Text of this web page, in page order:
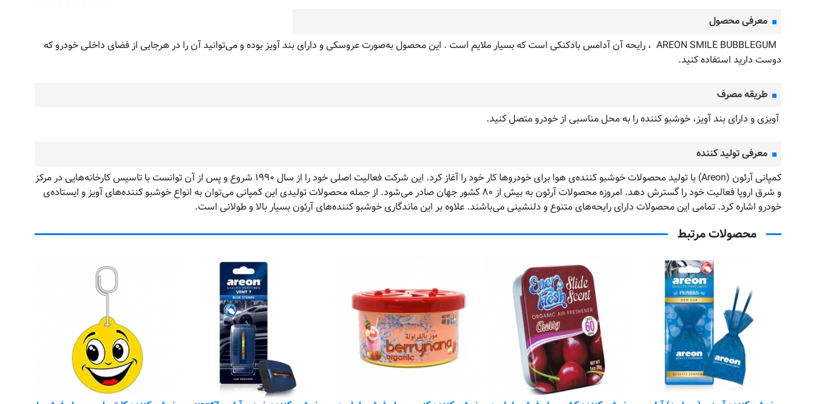
معرفی محصول
AREON SMILE BUBBLEGUM ، رایحه‌ آن آدامس بادکنکی است که بسیار ملایم است . این محصول به‌صورت عروسکی و دارای بند آویز بوده و می‌توانید آن را در هرجایی از فضای داخلی خودرو که
دوست دارید استفاده کنید.
طریقه مصرف
آویزی و دارای بند آویز، خوشبو کننده را به محل مناسبی از خودرو متصل کنید.
معرفی تولید کننده
کمپانی آرئون (Areon) با تولید محصولات خوشبو کننده‌‌ی هوا برای خودروها کار خود را آغاز کرد. این شرکت فعالیت اصلی خود را از سال ۱۹۹۰ شروع و پس از آن توانست با تاسیس کارخانه‌هایی در مرکز
و شرق اروپا فعالیت خود را گسترش دهد. امروزه محصولات آرئون به بیش از ۸۰ کشور جهان صادر می‌شود. از جمله محصولات تولیدی این کمپانی می‌توان به انواع خوشبو کننده‌های آویز و ایستاده‌ی
خودرو اشاره کرد. تمامی این محصولات دارای رایحه‌های متنوع و دلنشینی می‌باشند. علاوه بر این ماندگاری خوشبو کننده‌های آرئون بسیار بالا و طولانی است.
محصولات مرتبط